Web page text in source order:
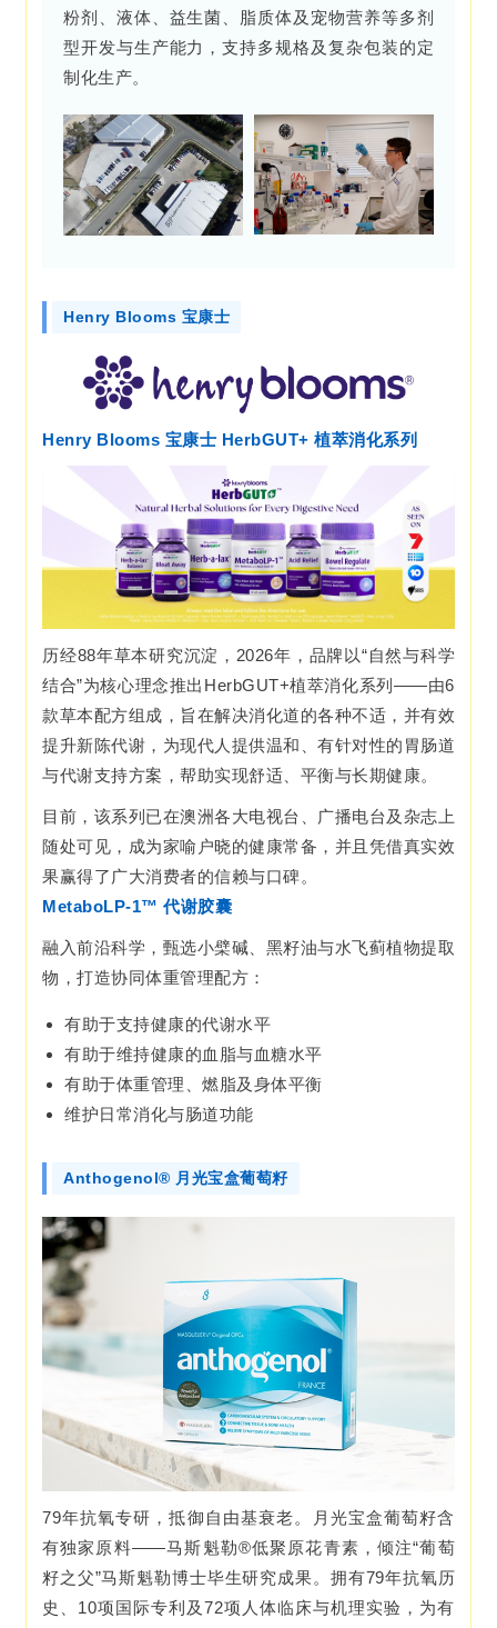
粉剂、液体、益生菌、脂质体及宠物营养等多剂
型开发与生产能力，支持多规格及复杂包装的定
制化生产。
Henry Blooms 宝康士
Henry Blooms 宝康士 HerbGUT+ 植萃消化系列
历经88年草本研究沉淀，2026年，品牌以“自然与科学
结合”为核心理念推出HerbGUT+植萃消化系列——由6
款草本配方组成，旨在解决消化道的各种不适，并有效
提升新陈代谢，为现代人提供温和、有针对性的胃肠道
与代谢支持方案，帮助实现舒适、平衡与长期健康。
目前，该系列已在澳洲各大电视台、广播电台及杂志上
随处可见，成为家喻户晓的健康常备，并且凭借真实效
果赢得了广大消费者的信赖与口碑。
MetaboLP-1™ 代谢胶囊
融入前沿科学，甄选小檗碱、黑籽油与水飞蓟植物提取
物，打造协同体重管理配方：
有助于支持健康的代谢水平
有助于维持健康的血脂与血糖水平
有助于体重管理、燃脂及身体平衡
维护日常消化与肠道功能
Anthogenol® 月光宝盒葡萄籽
79年抗氧专研，抵御自由基衰老。月光宝盒葡萄籽含
有独家原料——马斯魁勒®低聚原花青素，倾注“葡萄
籽之父”马斯魁勒博士毕生研究成果。拥有79年抗氧历
史、10项国际专利及72项人体临床与机理实验，为有